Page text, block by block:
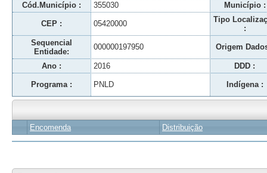
Cód.Município : 355030 Município :
CEP : 05420000
Tipo
:
Sequencial
Entidade:
000000197950 Origem
Ano : 2016 DDD :
Programa : PNLD Indígena :
Encomenda Distribuição